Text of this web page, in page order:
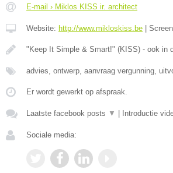
E-mail › Miklos KISS ir. architect
Website: http://www.mikloskiss.be
"Keep It Simple & Smart!" (KISS) - ook in
advies, ontwerp, aanvraag vergunning,
Er wordt gewerkt op afspraak.
Laatste facebook posts ▼ Introductie
Sociale media: